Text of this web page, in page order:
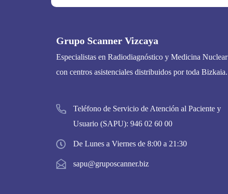
Grupo Scanner Vizcaya
Especialistas en Radiodiagnóstico y Medicina Nuclear
con centros asistenciales distribuidos por toda Bizkaia.
Teléfono de Servicio de Atención al Paciente y
Usuario (SAPU): 946 02 60 00
De Lunes a Viernes de 8:00 a 21:30
sapu@gruposcanner.biz